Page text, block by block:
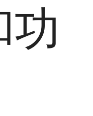
功